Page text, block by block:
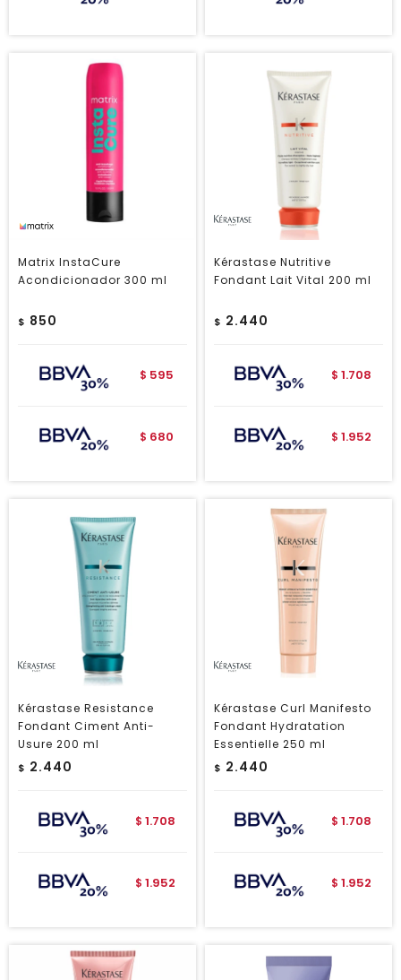
Matrix InstaCure
Acondicionador 300 ml
$ 850
$ 595
$ 680
Kérastase Nutritive
Fondant Lait Vital 200 ml
$ 2.440
$ 1.708
$ 1.952
Kérastase Resistance
Fondant Ciment Anti-
Usure 200 ml
$ 2.440
$ 1.708
$ 1.952
Kérastase Curl Manifesto
Fondant Hydratation
Essentielle 250 ml
$ 2.440
$ 1.708
$ 1.952